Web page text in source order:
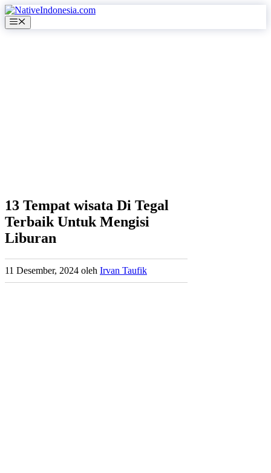
Langsung
ke
isi
Menu
13 Tempat wisata Di Tegal
Terbaik Untuk Mengisi
Liburan
11 Desember, 2024 oleh Irvan Taufik